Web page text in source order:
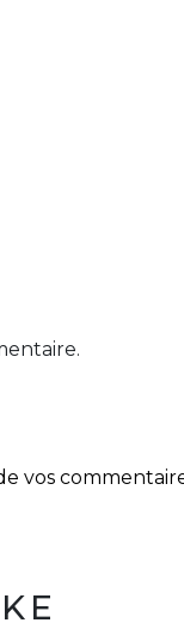
vos